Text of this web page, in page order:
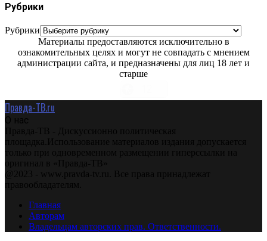
Рубрики
Рубрики
Материалы предоставляются исключительно в
ознакомительных целях и могут не совпадать с мнением
администрации сайта, и предназначены для лиц 18 лет и
старше
Правда-ТВ.ru
О нас
Правда-ТВ - Дискуссионно политическая
площадка.Использование материалов издания допускается
только при одновременном размещении гиперссылки на
оригинал в «Правда-ТВ»
@2023 - www.pravda-tv.ru. Все права принадлежат
правообладателям.
Главная
Авторам
Владельцам авторских прав. Ответственности.